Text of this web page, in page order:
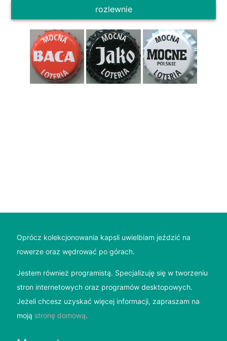
rozlewnie
Oprócz kolekcjonowania kapsli uwielbiam jeździć na
rowerze oraz wędrować po górach.
Jestem również programistą. Specjalizuję się w tworzeniu
stron internetowych oraz programów desktopowych.
Jeżeli chcesz uzyskać więcej informacji, zapraszam na
moją stronę domową.